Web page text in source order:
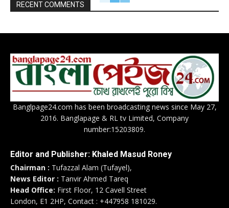
RECENT COMMENTS
Banglpage24.com has been broadcasting news since May 27,
2016. Banglapage & RL tv Limited, Company
number:15203809.
Editor and Publisher: Khaled Masud Roney
Chairman : Tufazzal Alam (Tufayel),
News Editor : Tanvir Ahmed Tareq
Head Office: First Floor, 12 Cavell Street
London, E1 2HP, Contact : +447958 181029.